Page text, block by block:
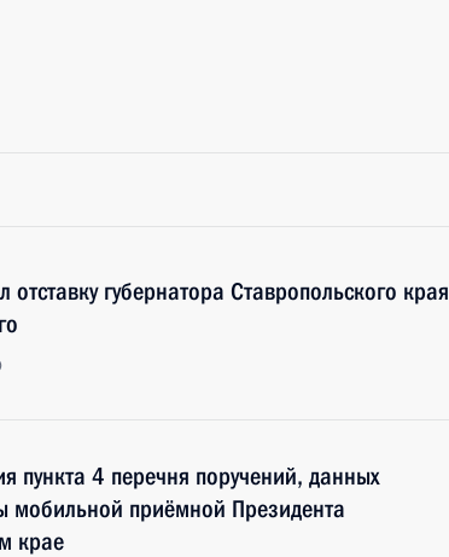
отставку губернатора Ставропольского края
пункта 4 перечня поручений, данных
мобильной приёмной Президента
крае